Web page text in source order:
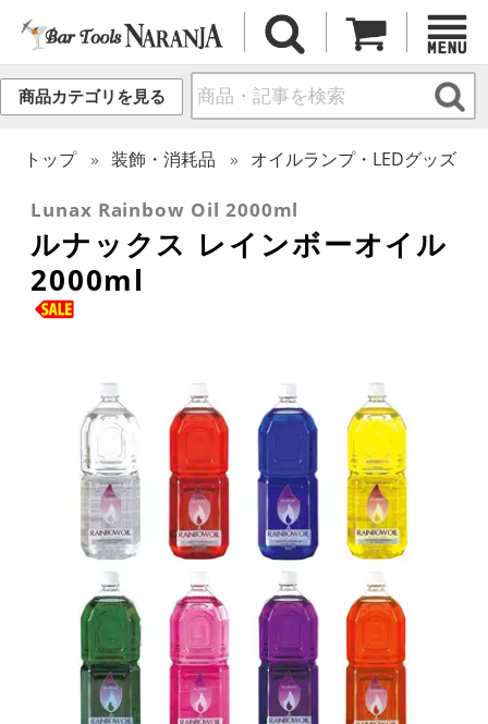
商品カテゴリを見る
トップ 装飾・消耗品 オイルランプ・LEDグッズ
Lunax Rainbow Oil 2000ml
ルナックス レインボーオイル
2000ml